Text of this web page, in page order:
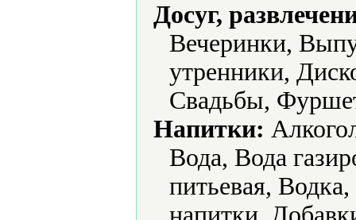
Досуг,
Вечеринки,
утренники,
Свадьбы,
Напитки:
Вода, Вода
питьевая,